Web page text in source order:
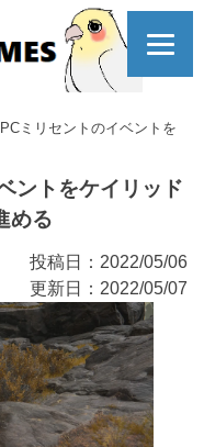
ミリセントのイベントを
ントをケイリッド
める
投稿日：2022/05/06
更新日：2022/05/07